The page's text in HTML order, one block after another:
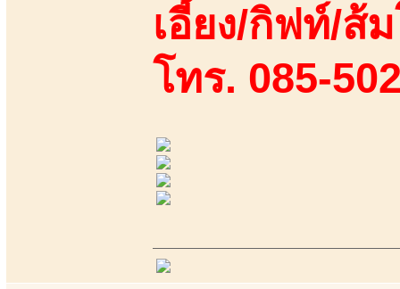
เอี้ยง/กิฟท์/ส้
โทร. 085-